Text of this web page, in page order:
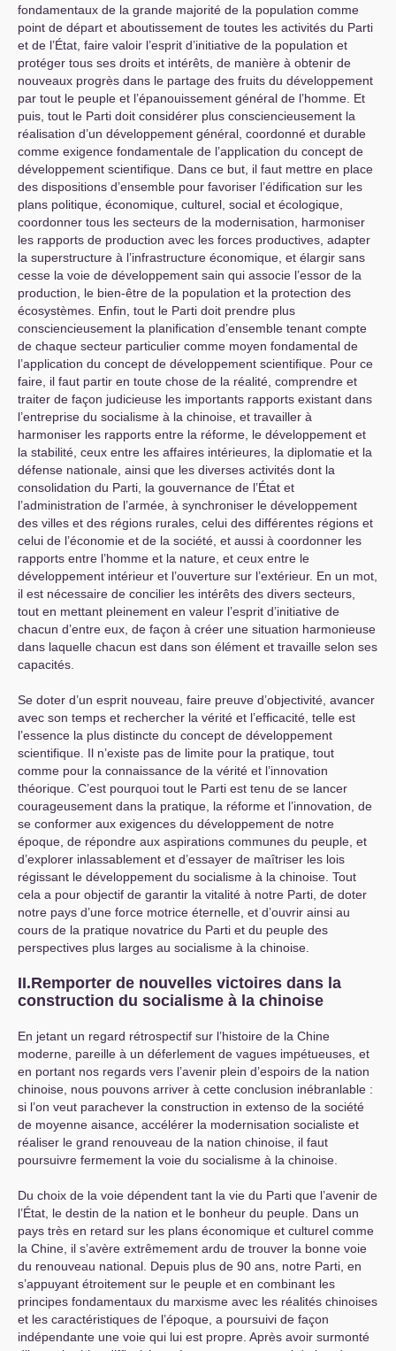
fondamentaux de la grande majorité de la population comme
point de départ et aboutissement de toutes les activités du Parti
et de l’État, faire valoir l’esprit d’initiative de la population et
protéger tous ses droits et intérêts, de manière à obtenir de
nouveaux progrès dans le partage des fruits du développement
par tout le peuple et l’épanouissement général de l’homme. Et
puis, tout le Parti doit considérer plus consciencieusement la
réalisation d’un développement général, coordonné et durable
comme exigence fondamentale de l’application du concept de
développement scientifique. Dans ce but, il faut mettre en place
des dispositions d’ensemble pour favoriser l’édification sur les
plans politique, économique, culturel, social et écologique,
coordonner tous les secteurs de la modernisation, harmoniser
les rapports de production avec les forces productives, adapter
la superstructure à l’infrastructure économique, et élargir sans
cesse la voie de développement sain qui associe l’essor de la
production, le bien-être de la population et la protection des
écosystèmes. Enfin, tout le Parti doit prendre plus
consciencieusement la planification d’ensemble tenant compte
de chaque secteur particulier comme moyen fondamental de
l’application du concept de développement scientifique. Pour ce
faire, il faut partir en toute chose de la réalité, comprendre et
traiter de façon judicieuse les importants rapports existant dans
l’entreprise du socialisme à la chinoise, et travailler à
harmoniser les rapports entre la réforme, le développement et
la stabilité, ceux entre les affaires intérieures, la diplomatie et la
défense nationale, ainsi que les diverses activités dont la
consolidation du Parti, la gouvernance de l’État et
l’administration de l’armée, à synchroniser le développement
des villes et des régions rurales, celui des différentes régions et
celui de l’économie et de la société, et aussi à coordonner les
rapports entre l’homme et la nature, et ceux entre le
développement intérieur et l’ouverture sur l’extérieur. En un mot,
il est nécessaire de concilier les intérêts des divers secteurs,
tout en mettant pleinement en valeur l’esprit d’initiative de
chacun d’entre eux, de façon à créer une situation harmonieuse
dans laquelle chacun est dans son élément et travaille selon ses
capacités.
Se doter d’un esprit nouveau, faire preuve d’objectivité, avancer
avec son temps et rechercher la vérité et l’efficacité, telle est
l’essence la plus distincte du concept de développement
scientifique. Il n’existe pas de limite pour la pratique, tout
comme pour la connaissance de la vérité et l’innovation
théorique. C’est pourquoi tout le Parti est tenu de se lancer
courageusement dans la pratique, la réforme et l’innovation, de
se conformer aux exigences du développement de notre
époque, de répondre aux aspirations communes du peuple, et
d’explorer inlassablement et d’essayer de maîtriser les lois
régissant le développement du socialisme à la chinoise. Tout
cela a pour objectif de garantir la vitalité à notre Parti, de doter
notre pays d’une force motrice éternelle, et d’ouvrir ainsi au
cours de la pratique novatrice du Parti et du peuple des
perspectives plus larges au socialisme à la chinoise.
II.Remporter de nouvelles victoires dans la
construction du socialisme à la chinoise
En jetant un regard rétrospectif sur l’histoire de la Chine
moderne, pareille à un déferlement de vagues impétueuses, et
en portant nos regards vers l’avenir plein d’espoirs de la nation
chinoise, nous pouvons arriver à cette conclusion inébranlable :
si l’on veut parachever la construction in extenso de la société
de moyenne aisance, accélérer la modernisation socialiste et
réaliser le grand renouveau de la nation chinoise, il faut
poursuivre fermement la voie du socialisme à la chinoise.
Du choix de la voie dépendent tant la vie du Parti que l’avenir de
l’État, le destin de la nation et le bonheur du peuple. Dans un
pays très en retard sur les plans économique et culturel comme
la Chine, il s’avère extrêmement ardu de trouver la bonne voie
du renouveau national. Depuis plus de 90 ans, notre Parti, en
s’appuyant étroitement sur le peuple et en combinant les
principes fondamentaux du marxisme avec les réalités chinoises
et les caractéristiques de l’époque, a poursuivi de façon
indépendante une voie qui lui est propre. Après avoir surmonté